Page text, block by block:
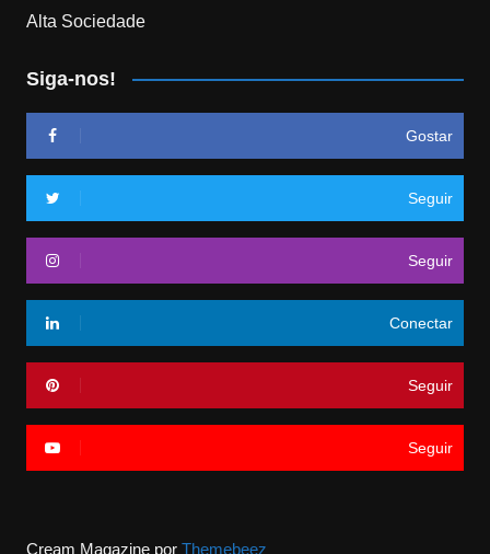
Alta Sociedade
Siga-nos!
Gostar
Seguir
Seguir
Conectar
Seguir
Seguir
Cream Magazine por Themebeez